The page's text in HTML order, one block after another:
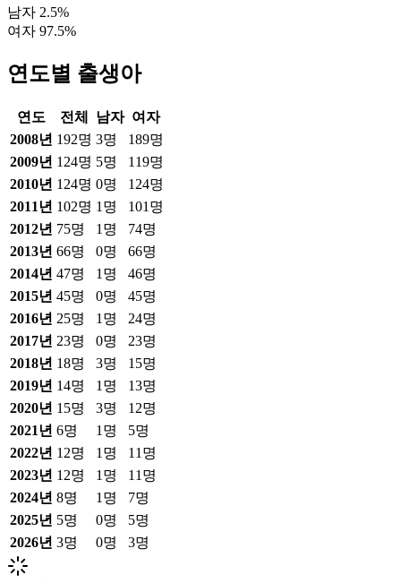
남자 2.5%
여자 97.5%
연도별 출생아
연도 전체 남자 여자
2008년 192명 3명 189명
2009년 124명 5명 119명
2010년 124명 0명 124명
2011 년 102명 1 명 101 명
2012년 75명 1 명 74명
2013년 66명 0명 66명
2014년 47명 1 명 46명
2015년 45명 0명 45명
2016년 25명 1 명 24명
2017년 23명 0명 23명
2018년 18명 3명 15명
2019년 14명 1 명 13명
2020년 15명 3명 12명
2021 년 6명 1 명 5명
2022년 12명 1 명 11 명
2023년 12명 1 명 11 명
2024년 8명 1 명 7명
2025년 5명 0명 5명
2026년 3명 0명 3명